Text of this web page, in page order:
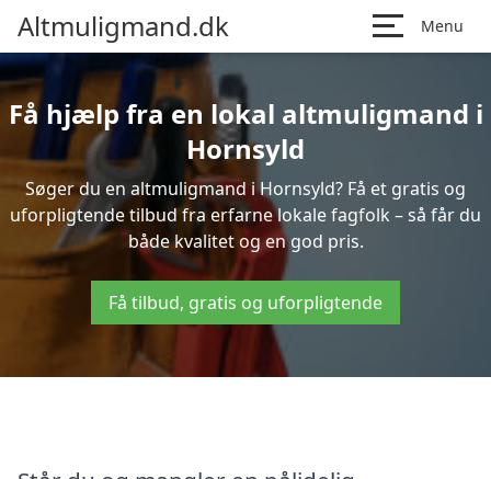
Altmuligmand.dk Menu
Få hjælp fra en lokal altmuligmand i
Hornsyld
Søger du en altmuligmand i Hornsyld? Få et gratis og
uforpligtende tilbud fra erfarne lokale fagfolk – så får du
både kvalitet og en god pris.
Få tilbud, gratis og uforpligtende